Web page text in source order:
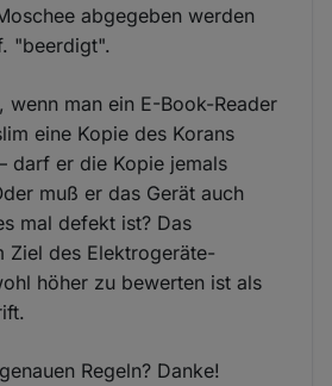
abgegeben werden
"beerdigt".
wenn man ein E-Book-Reader
eine Kopie des Korans
darf er die Kopie jemals
muß er das Gerät auch
mal defekt ist? Das
Ziel des Elektrogeräte-
höher zu bewerten ist als
Regeln? Danke!